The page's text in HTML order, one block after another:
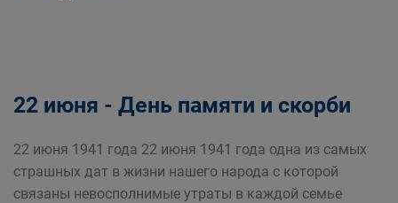
22 июня - День памяти и скорби
22 июня 1941 года 22 июня 1941 года одна из самых
страшных дат в жизни нашего народа с которой
связаны невосполнимые утраты в каждой семье